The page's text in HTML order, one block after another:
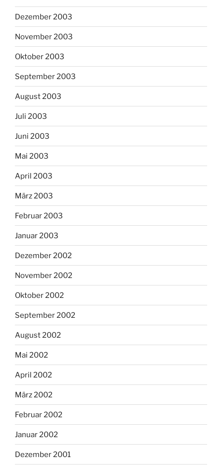
Dezember 2003
November 2003
Oktober 2003
September 2003
August 2003
Juli 2003
Juni 2003
Mai 2003
April 2003
März 2003
Februar 2003
Januar 2003
Dezember 2002
November 2002
Oktober 2002
September 2002
August 2002
Mai 2002
April 2002
März 2002
Februar 2002
Januar 2002
Dezember 2001